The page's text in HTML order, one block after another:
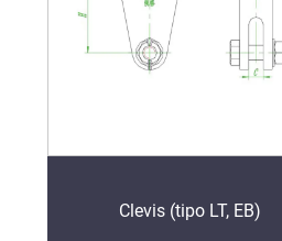
Clevis (tipo LT, EB)